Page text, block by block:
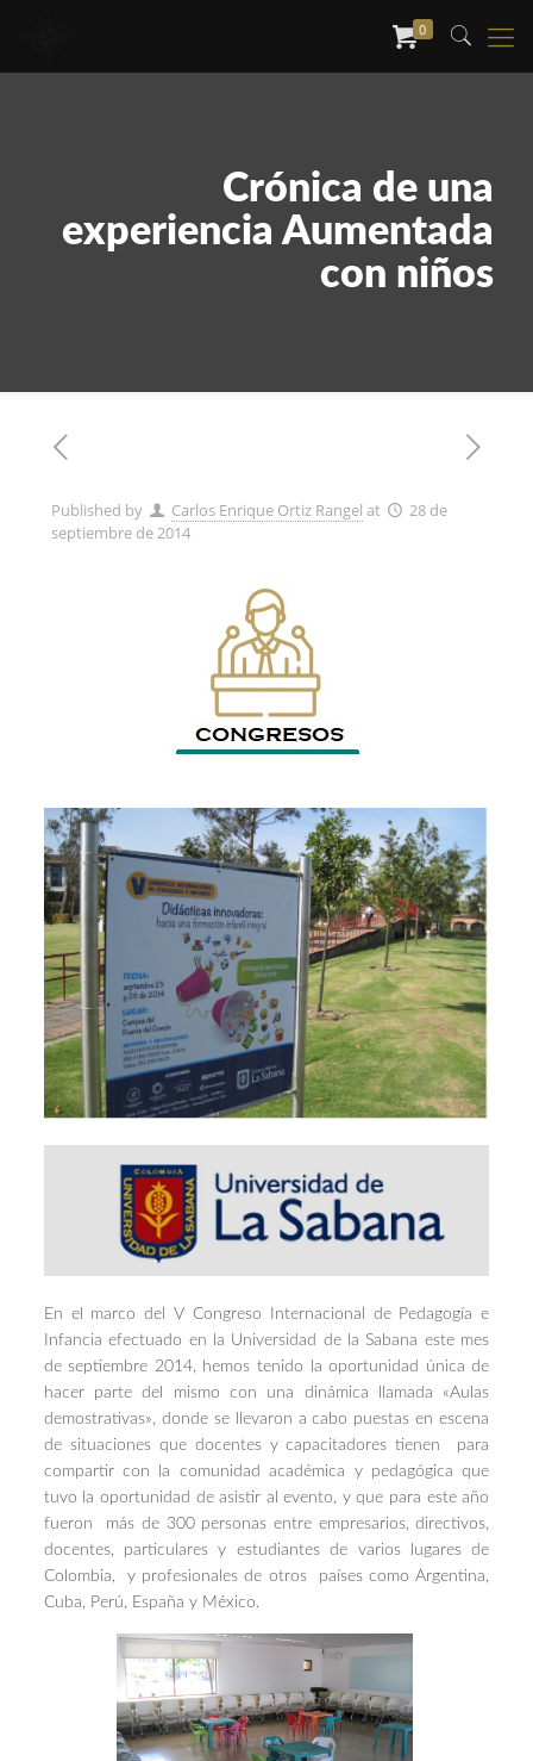
0
Crónica de una
experiencia Aumentada
con niños
Published by Carlos Enrique Ortiz Rangel at
28 de
septiembre de 2014
En el marco delV Congreso Internacional de Pedagogía e
Infancia efectuado en la Universidad de la Sabana este mes
de septiembre 2014, hemos tenido la oportunidad única de
hacer parte del mismo con una dinámica llamada «Aulas
demostrativas», donde se llevaron a cabo puestas en escena
de situaciones que docentes y capacitadores tienen para
compartir con la comunidad académica y pedagógica que
tuvo la oportunidad de asistir al evento, y que para este año
fueron más de 300 personas entre empresarios, directivos,
docentes, particulares y estudiantes de varios lugares de
Colombia, y profesionales de otros países como Argentina,
Cuba, Perú, España y México.